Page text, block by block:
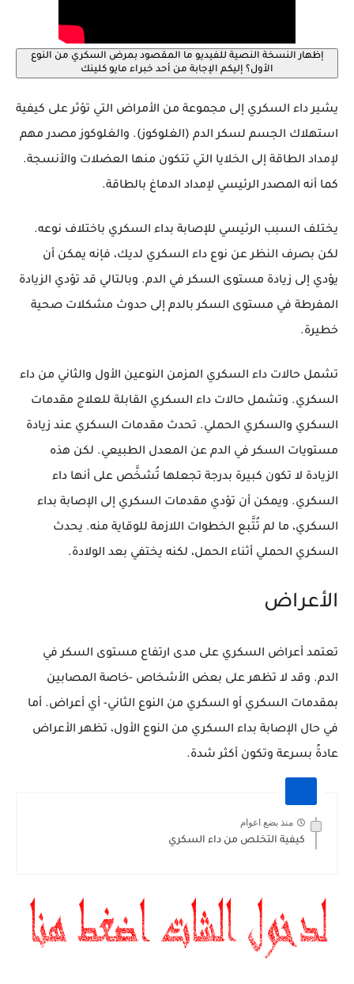
إظهار النسخة النصية للفيديو ما المقصود بمرض السكري من النوع
الأول؟ إليكم الإجابة من أحد خبراء مايو كلينك
يشير داء السكري إلى مجموعة من الأمراض التي تؤثر على كيفية
استهلاك الجسم لسكر الدم (الغلوكوز). والغلوكوز مصدر مهم
لإمداد الطاقة إلى الخلايا التي تتكون منها العضلات والأنسجة.
كما أنه المصدر الرئيسي لإمداد الدماغ بالطاقة.
يختلف السبب الرئيسي للإصابة بداء السكري باختلاف نوعه.
لكن بصرف النظر عن نوع داء السكري لديك، فإنه يمكن أن
يؤدي إلى زيادة مستوى السكر في الدم. وبالتالي قد تؤدي الزيادة
المفرطة في مستوى السكر بالدم إلى حدوث مشكلات صحية
خطيرة.
تشمل حالات داء السكري المزمن النوعين الأول والثاني من داء
السكري. وتشمل حالات داء السكري القابلة للعلاج مقدمات
السكري والسكري الحملي. تحدث مقدمات السكري عند زيادة
مستويات السكر في الدم عن المعدل الطبيعي. لكن هذه
الزيادة لا تكون كبيرة بدرجة تجعلها تُشخَّص على أنها داء
السكري. ويمكن أن تؤدي مقدمات السكري إلى الإصابة بداء
السكري، ما لم تُتَّبع الخطوات اللازمة للوقاية منه. يحدث
السكري الحملي أثناء الحمل، لكنه يختفي بعد الولادة.
الأعراض
تعتمد أعراض السكري على مدى ارتفاع مستوى السكر في
الدم. وقد لا تظهر على بعض الأشخاص -خاصة المصابين
بمقدمات السكري أو السكري من النوع الثاني- أي أعراض. أما
في حال الإصابة بداء السكري من النوع الأول، تظهر الأعراض
عادةً بسرعة وتكون أكثر شدة.
منذ بضع اعوام
كيفية التخلص من داء السكري